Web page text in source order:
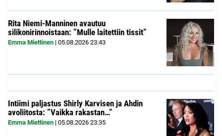
Rita Niemi-Manninen avautuu
silikonirinnoistaan: ”Mulle laitettiin tissit”
Emma Miettinen | 05.08.2026 23:43
Intiimi paljastus Shirly Karvisen ja Ahdin
avoliitosta: ”Vaikka rakastan…”
Emma Miettinen | 05.08.2026 23:35